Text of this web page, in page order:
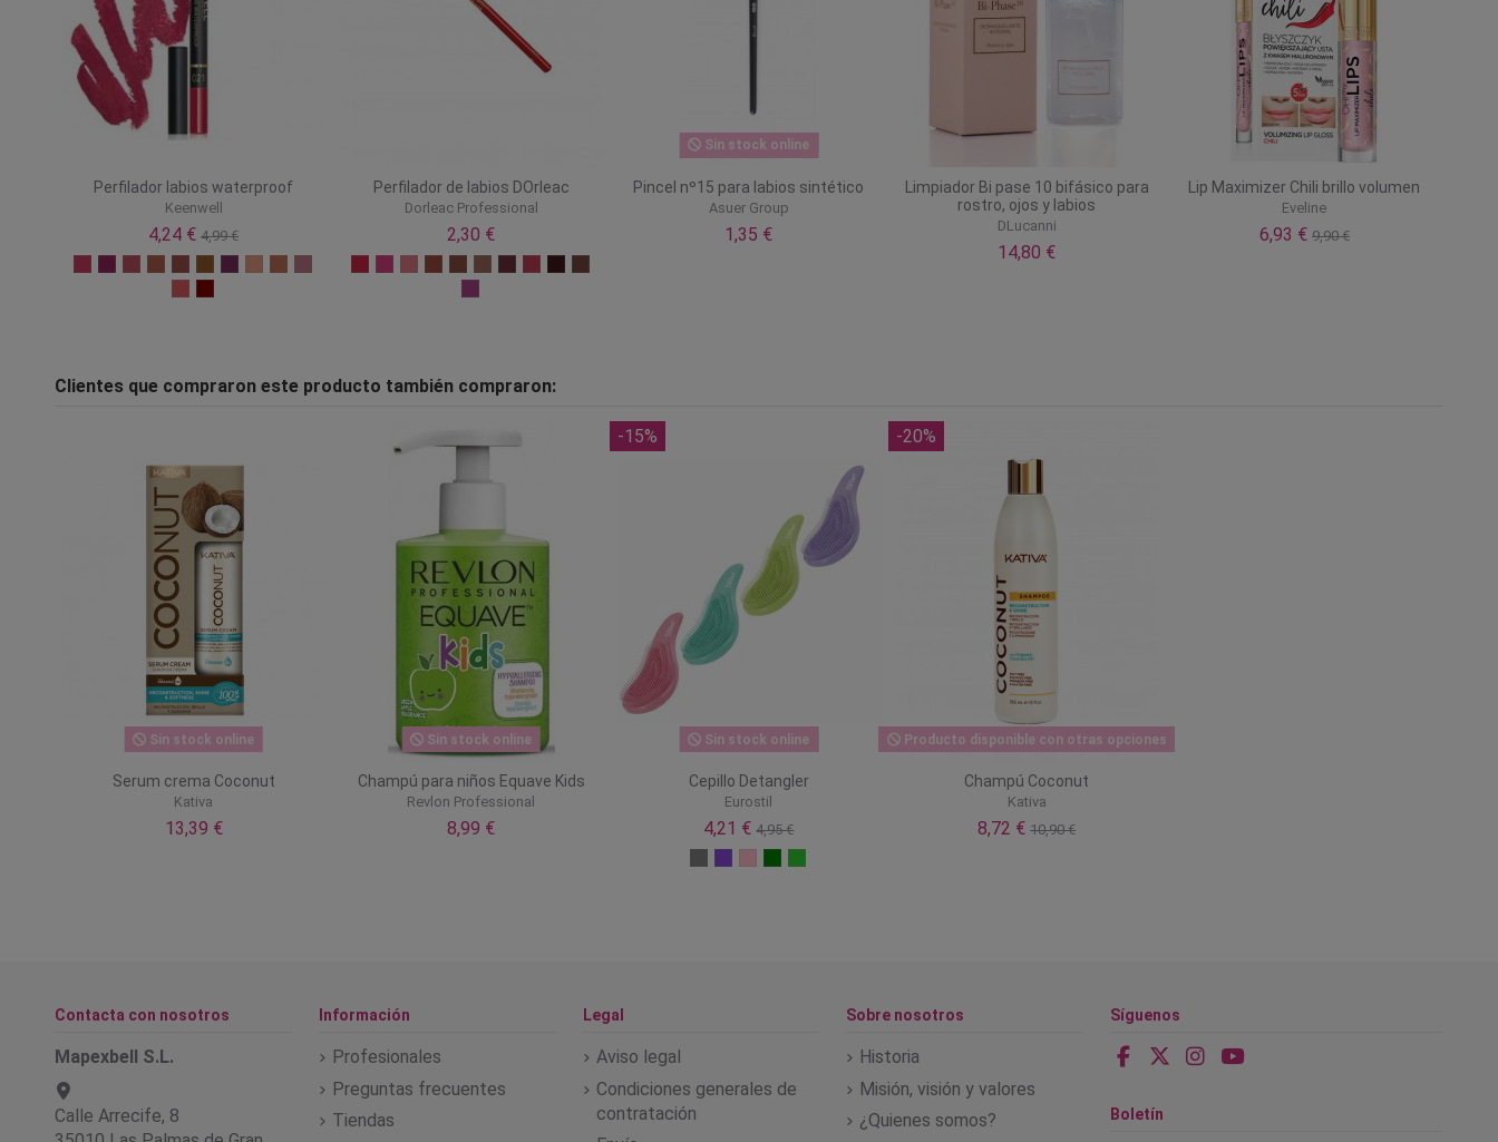
Perfilador labios waterproof
Keenwell
4,24 €4,99 €
Perfilador de labios DOrleac
Dorleac Professional
2,30 €
Sin stock online
Pincel nº15 para labios sintético
Asuer Group
1,35 €
Limpiador Bi pase 10 bifásico para
rostro, ojos y labios
DLucanni
14,80 €
Lip Maximizer Chili brillo volumen
Eveline
6,93 € 9,90 €
Clientes que compraron este producto también compraron:
Sin stock online
Serum crema Coconut
Kativa
13,39 €
Sin stock online
Champú para niños Equave Kids
Revlon Professional
8,99 €
-15%
Sin stock online
Cepillo Detangler
Eurostil
4,21 €4,95 €
-20%
Producto disponible con otras opciones
Champú Coconut
Kativa
8,72 €10,90 €
Contacta con nosotros
Mapexbell S.L.
Calle Arrecife, 8
Información
Profesionales
Preguntas frecuentes
Tiendas
Legal
Aviso legal
Condiciones generales de
contratación
Sobre nosotros
Historia
Misión, visión y valores
¿Quienes somos?
Síguenos
Boletín